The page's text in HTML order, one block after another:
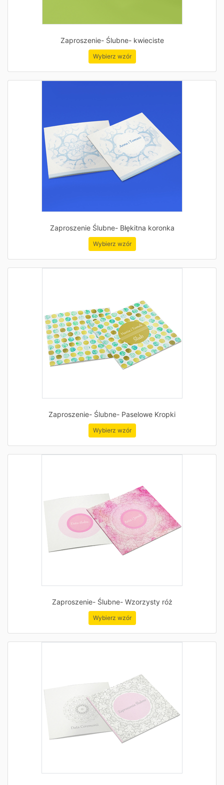
Zaproszenie- Ślubne- kwieciste
Wybierz wzór
Zaproszenie Ślubne- Błękitna koronka
Wybierz wzór
Zaproszenie- Ślubne- Paselowe Kropki
Wybierz wzór
Zaproszenie- Ślubne- Wzorzysty róż
Wybierz wzór